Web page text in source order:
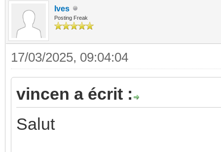
Ives
Posting Freak
17/03/2025, 09:04:04
vincen a écrit :
Salut